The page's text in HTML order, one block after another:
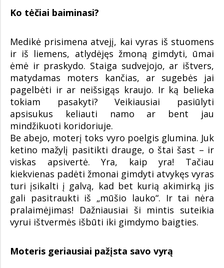
Ko tėčiai baiminasi?
Medikė prisimena atvejį, kai vyras iš stuomens
ir iš liemens, atlydėjęs žmoną gimdyti, ūmai
ėmė ir praskydo. Staiga sudvejojo, ar ištvers,
matydamas moters kančias, ar sugebės jai
pagelbėti ir ar neišsigąs kraujo. Ir ką belieka
tokiam pasakyti? Veikiausiai pasiūlyti
apsisukus keliauti namo ar bent jau
mindžikuoti koridoriuje.
Be abejo, moterį toks vyro poelgis glumina. Juk
ketino mažylį pasitikti drauge, o štai šast – ir
viskas apsivertė. Yra, kaip yra! Tačiau
kiekvienas padėti žmonai gimdyti atvykęs vyras
turi įsikalti į galvą, kad bet kurią akimirką jis
gali pasitraukti iš „mūšio lauko“. Ir tai nėra
pralaimėjimas! Dažniausiai ši mintis suteikia
vyrui ištvermės išbūti iki gimdymo baigties.
Moteris geriausiai pažįsta savo vyrą